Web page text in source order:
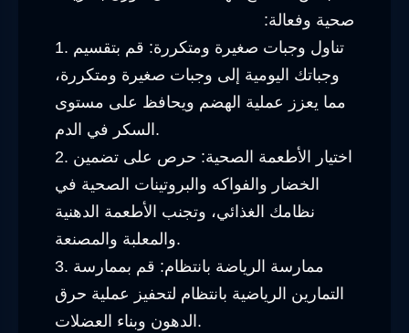
صحية وفعالة:
1. تناول وجبات صغيرة ومتكررة: قم بتقسيم
وجباتك اليومية إلى وجبات صغيرة ومتكررة،
مما يعزز عملية الهضم ويحافظ على مستوى
السكر في الدم.
2. اختيار الأطعمة الصحية: حرص على تضمين
الخضار والفواكه والبروتينات الصحية في
نظامك الغذائي، وتجنب الأطعمة الدهنية
والمعلبة والمصنعة.
3. ممارسة الرياضة بانتظام: قم بممارسة
التمارين الرياضية بانتظام لتحفيز عملية حرق
الدهون وبناء العضلات.